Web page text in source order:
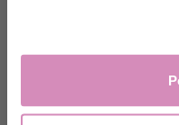
Do košíku